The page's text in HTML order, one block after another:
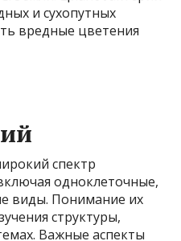
и сухопутных
вредные цветения
спектр
одноклеточные,
виды. Понимание их
структуры,
Важные аспекты